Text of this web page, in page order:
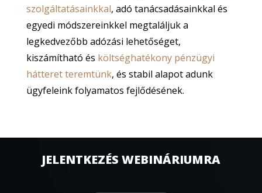
szolgáltatásainkkal, adó tanácsadásainkkal és
egyedi módszereinkkel megtaláljuk a
legkedvezőbb adózási lehetőséget,
kiszámítható és költséghatékony pénzügyi
hátteret teremtünk, és stabil alapot adunk
ügyfeleink folyamatos fejlődésének.
JELENTKEZÉS WEBINÁRIUMRA